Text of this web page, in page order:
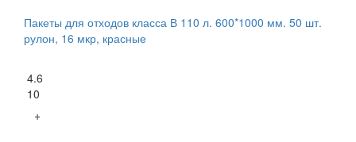
Пакеты для отходов класса В 110 л. 600*1000 мм. 50 шт.
рулон, 16 мкр, красные
4.6
10
+